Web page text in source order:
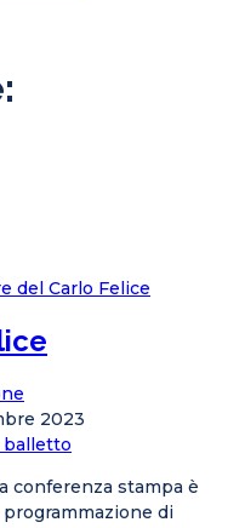
2023
balletto
conferenza stampa è
di